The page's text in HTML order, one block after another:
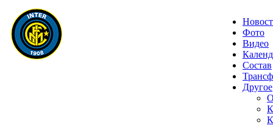
Фото
Видео
Состав
Другое